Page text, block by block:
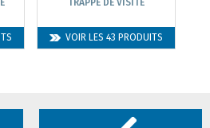
VOIR LES 43 PRODUITS